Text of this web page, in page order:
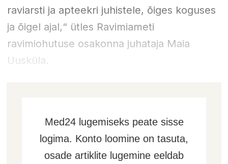
raviarsti ja apteekri juhistele, õiges koguses
ja õigel ajal,“ ütles Ravimiameti
ravimiohutuse osakonna juhataja Maia
Uusküla.
Med24 lugemiseks peate sisse
logima. Konto loomine on tasuta,
osade artiklite lugemine eeldab